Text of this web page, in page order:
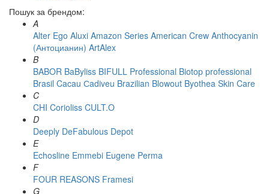
Пошук за брендом:
A
Alter Ego Aluxi Amazon Series American Crew Anthocyanin
(Антоцианин) ArtAlex
B
BABOR BaByliss BIFULL Professional Biotop professional
Brasil Cacau Сadiveu Brazilian Blowout Byothea Skin Care
C
CHI Corioliss CULT.O
D
Deeply DeFabulous Depot
E
Echosline Emmebi Eugene Perma
F
FOUR REASONS Framesi
G